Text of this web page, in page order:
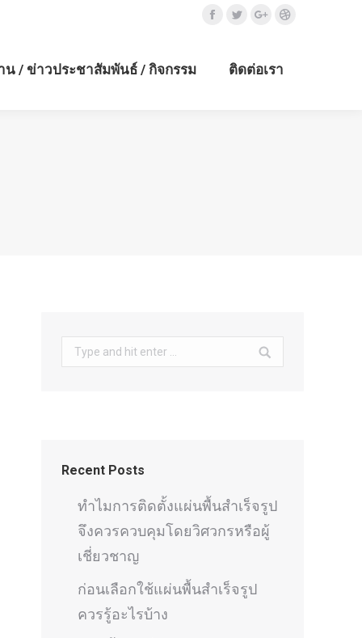
Facebook
TwitterGoogle+Dribbble
น / ข่าวประชาสัมพันธ์ / กิจกรรม ติดต่อเรา
Search:
Recent Posts
ทำไมการติดตั้งแผ่นพื้นสำเร็จรูป
จึงควรควบคุมโดยวิศวกรหรือผู้
เชี่ยวชาญ
ก่อนเลือกใช้แผ่นพื้นสำเร็จรูป
ควรรู้อะไรบ้าง